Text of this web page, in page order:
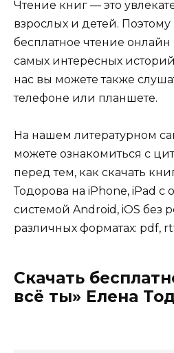
Чтение книг — это
взрослых и детей.
бесплатное чтение
самых интересных
нас вы можете также
телефоне или планшете.
На нашем литературном
можете ознакомиться с
перед тем, как скачать
Тодорова на iPhone, iPad с
системой Android, iOS без
различных форматах: pdf,
Скачать
всё ты» Елена